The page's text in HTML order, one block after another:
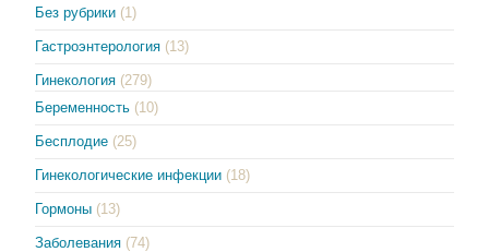
Без рубрики (1)
Гастроэнтерология (13)
Гинекология (279)
Беременность (10)
Бесплодие (25)
Гинекологические инфекции (18)
Гормоны (13)
Заболевания (74)